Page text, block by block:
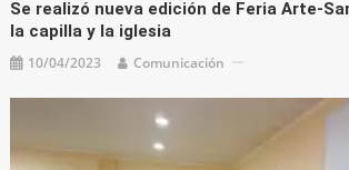
Se realizó nueva edición de Feria Arte-
la capilla y la iglesia
10/04/2023 Comunicación